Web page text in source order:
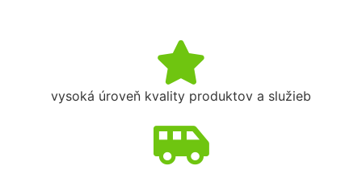
vysoká úroveň kvality produktov a služieb